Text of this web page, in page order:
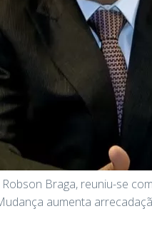
Braga, reuniu-se
aumenta